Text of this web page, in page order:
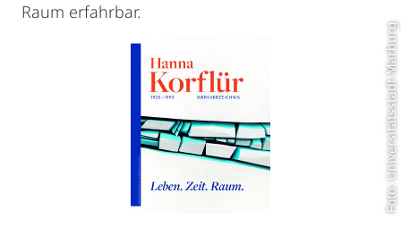
Raum erfahrbar.
Foto: Universitätsstadt Marburg